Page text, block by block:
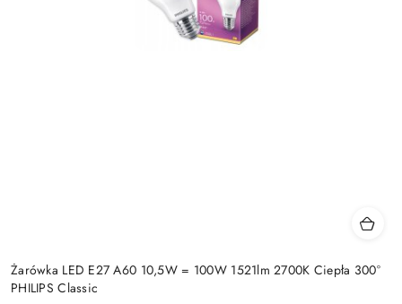
Żarówka LED E27 A60 10,5W = 100W 1521lm 2700K Ciepła 300°
PHILIPS Classic